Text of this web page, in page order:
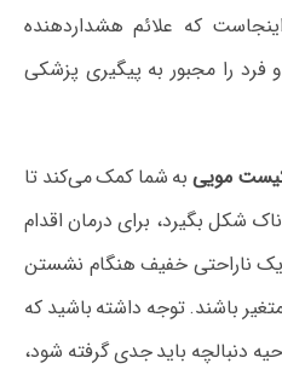
که علائم هشداردهنده
را مجبور به پیگیری پزشکی
مویی به شما کمک می‌کند تا
شکل بگیرد، برای درمان اقدام
یک ناراحتی خفیف هنگام نشستن
باشند. توجه داشته باشید که
دنبالچه باید جدی گرفته شود،